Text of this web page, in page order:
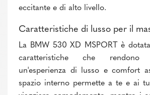
eccitante e di alto livello.
Caratteristiche di lusso per il
La BMW 530 XD MSPORT è
caratteristiche che rendono
un'esperienza di lusso e comfort
spazio interno permette a te e ai